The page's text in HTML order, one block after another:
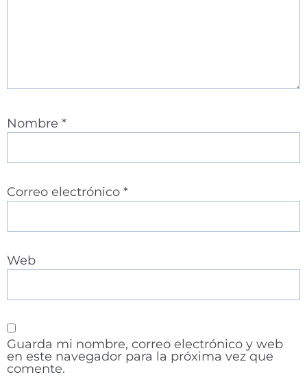
Nombre *
Correo electrónico *
Web
Guarda mi nombre, correo electrónico y web
en este navegador para la próxima vez que
comente.